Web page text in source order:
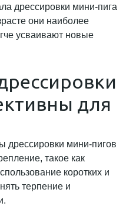
дрессировки мини-пига
они наиболее
усваивают новые
для
мини-пигов
такое как
коротких и
терпение и